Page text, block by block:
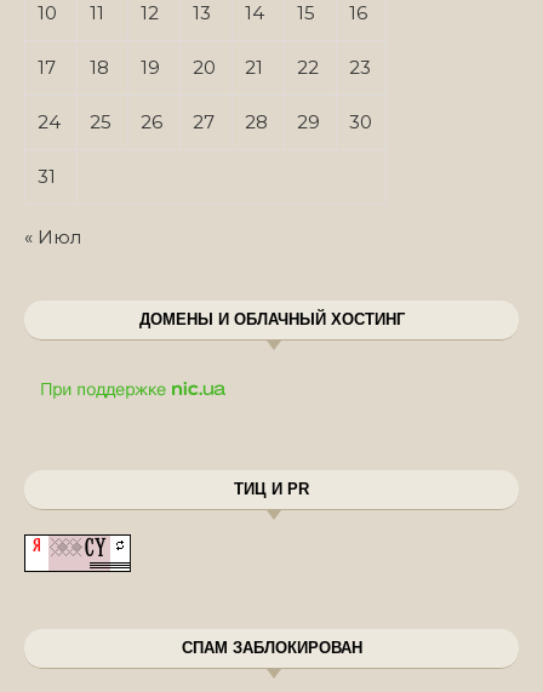
10 11 12 13 14 15 16
17 18 19 20 21 22 23
24 25 26 27 28 29 30
31
« Июл
ДОМЕНЫ И ОБЛАЧНЫЙ ХОСТИНГ
ТИЦ И PR
СПАМ ЗАБЛОКИРОВАН